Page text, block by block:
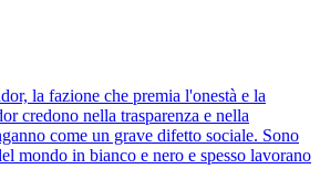
la fazione che premia l'onestà e la
credono nella trasparenza e nella
come un grave difetto sociale. Sono
mondo in bianco e nero e spesso lavorano